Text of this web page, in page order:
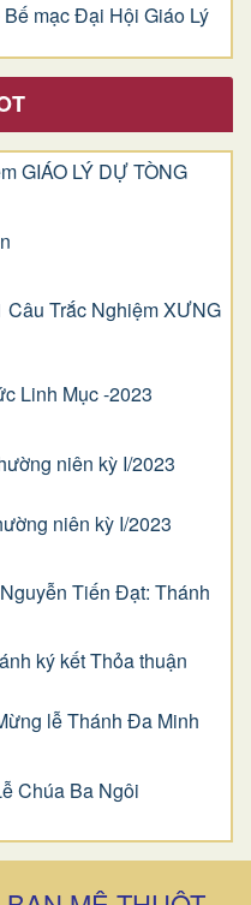
mạc Đại Hội Giáo Lý
GIÁO LÝ DỰ TÒNG
Câu Trắc Nghiệm XƯNG
Linh Mục -2023
niên kỳ I/2023
niên kỳ I/2023
Tiến Đạt: Thánh
ký kết Thỏa thuận
lễ Thánh Đa Minh
Chúa Ba Ngôi